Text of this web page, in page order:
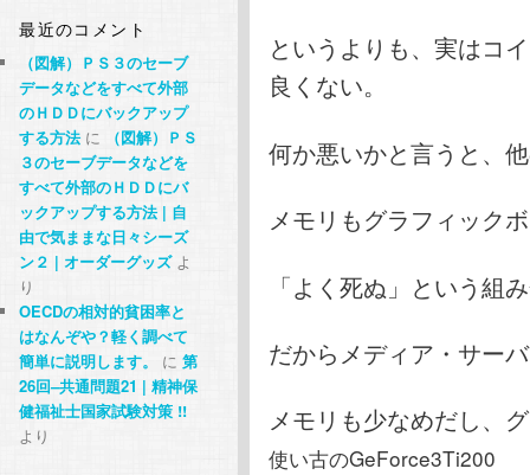
というよりも、実はコ
良くない。
何か悪いかと言うと、
メモリもグラフィック
「よく死ぬ」という組
だからメディア・サー
メモリも少なめだし、
使い古のGeForce3Ti200
最近のコメント
（図解）ＰＳ３のセーブ
データなどをすべて外部
のＨＤＤにバックアップ
する方法に
（図解）ＰＳ
３のセーブデータなどを
すべて外部のＨＤＤにバ
ックアップする方法 | 自
由で気ままな日々シーズ
ン２ | オーダーグッズよ
り
OECDの相対的貧困率と
はなんぞや？軽く調べて
簡単に説明します。
に第
26回–共通問題21 | 精神保
健福祉士国家試験対策 !!
より